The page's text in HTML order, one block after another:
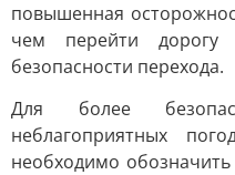
повышенная
чем перейти дорогу
безопасности перехода.
Для более
неблагоприятных
необходимо